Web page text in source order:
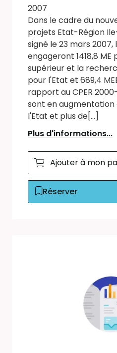
2007
Dans le cadre du
projets Etat-Région
signé le 23 mars
engageront 1418,8
supérieur et la
pour l'Etat et 689,4
rapport au CPER
sont en augmentation
l'Etat et plus de[...]
Plus d'informations...
Ajouter à mon
Réserver